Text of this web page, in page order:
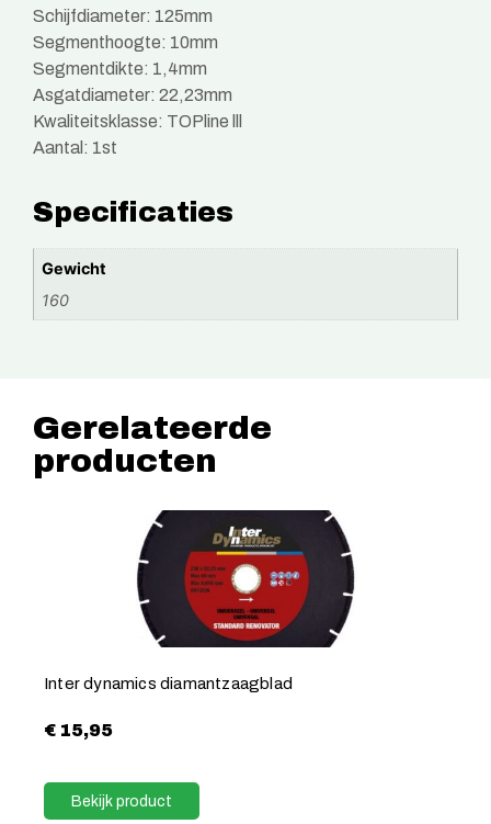
Schijfdiameter: 125mm
Segmenthoogte: 10mm
Segmentdikte: 1,4mm
Asgatdiameter: 22,23mm
Kwaliteitsklasse: TOPline lll
Aantal: 1st
Specificaties
Gewicht
160
Gerelateerde
producten
Inter dynamics diamantzaagblad
€ 15,95
Bekijk product